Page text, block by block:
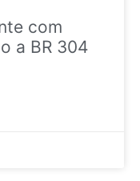
com
a BR 304